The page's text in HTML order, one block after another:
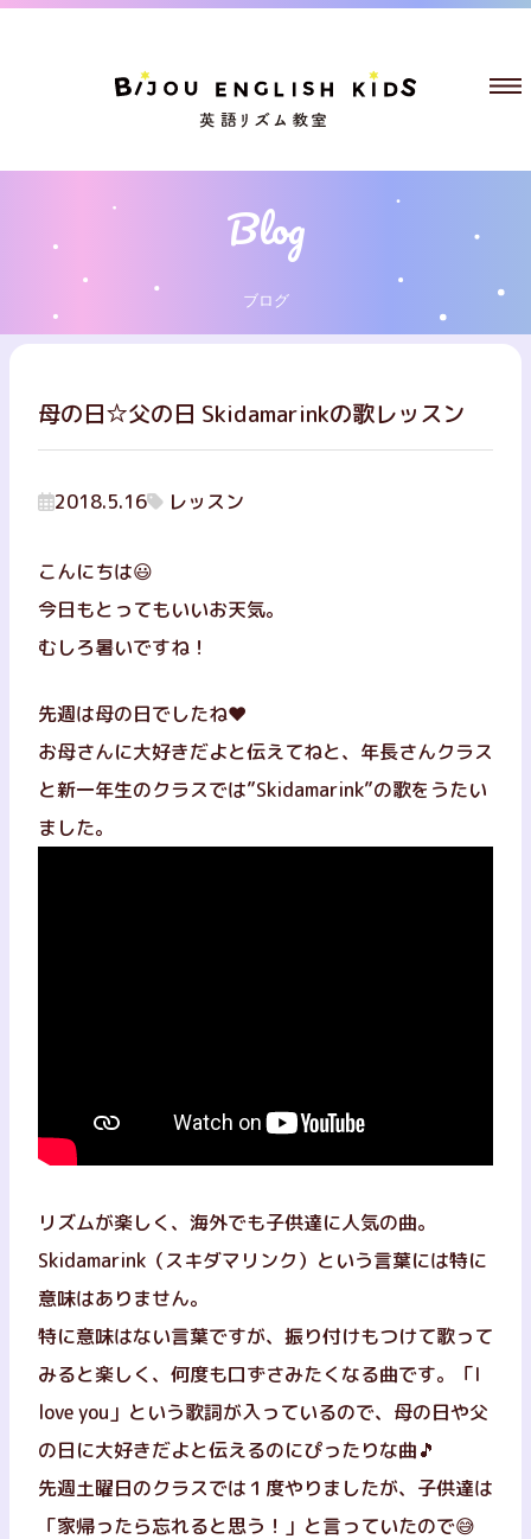
ブログ
母の日☆父の日 Skidamarinkの歌レッスン
2018.5.16 レッスン
こんにちは😃
今日もとってもいいお天気。
むしろ暑いですね！
先週は母の日でしたね❤
お母さんに大好きだよと伝えてねと、年長さんクラス
と新一年生のクラスでは”Skidamarink”の歌をうたい
ました。
リズムが楽しく、海外でも子供達に人気の曲。
Skidamarink（スキダマリンク）という言葉には特に
意味はありません。
特に意味はない言葉ですが、振り付けもつけて歌って
みると楽しく、何度も口ずさみたくなる曲です。「I
love you」という歌詞が入っているので、母の日や父
の日に大好きだよと伝えるのにぴったりな曲🎵
先週土曜日のクラスでは１度やりましたが、子供達は
「家帰ったら忘れると思う！」と言っていたので😅